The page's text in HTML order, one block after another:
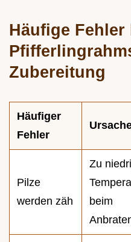
Häufige Fehler
Zubereitung
Häufiger
Fehler
Pilze
werden zäh
Zu
beim